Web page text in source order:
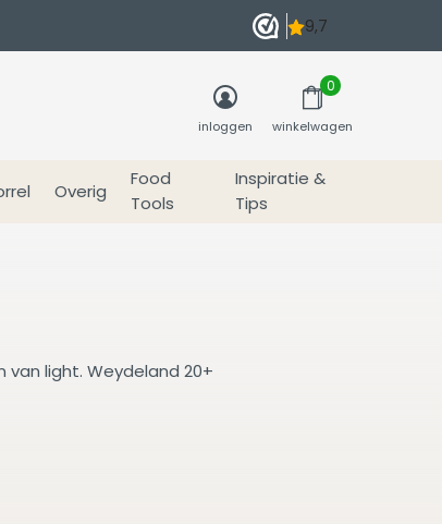
Overig
Food
Tools
Inspiratie &
Tips
inloggen winkelwagen
0
van light. Weydeland 20+